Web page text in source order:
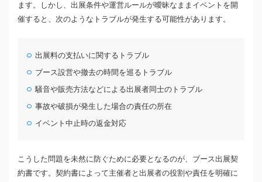
ます。しかし、出展条件や運営ルールが曖昧なままイベントを開
催すると、次のようなトラブルが発生する可能性があります。
出展料の支払いに関するトラブル
ブース設営や撤去の時間を巡るトラブル
騒音や販売方法などによる出展者同士のトラブル
事故や破損が発生した場合の責任の所在
イベント中止時の返金対応
こうした問題を未然に防ぐために必要となるのが、ブース出展契
約書です。契約書によって主催者と出展者の役割や責任を明確に